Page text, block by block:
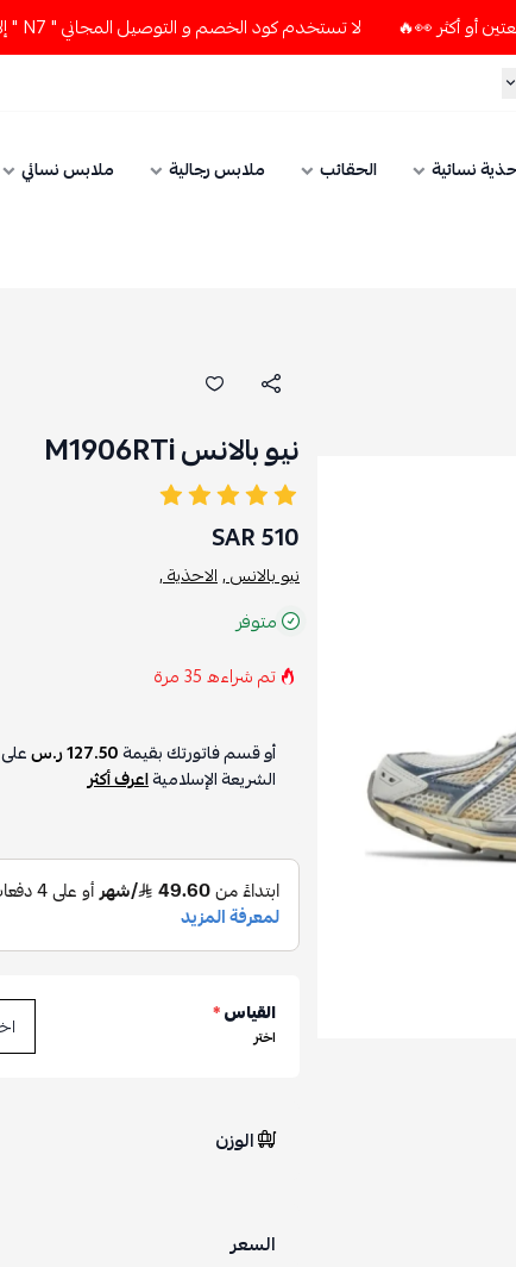
لا تستخدم كود الخصم و التوصيل المجاني " N7 " إلا إذا طلبت قطعتين أو أكثر 👀🔥
نسائية الحقائب ملابس رجالية ملابس نسائي
نيو بالانس M1906RTi
510 SAR
نيو بالانس ,الاحذية ,
متوفر
تم شراءه35مرة
أو قسم فاتورتك بقيمة127.50 ر.س على
الشريعة الإسلاميةاعرف أكثر
القياس*
اختر
الوزن
السعر